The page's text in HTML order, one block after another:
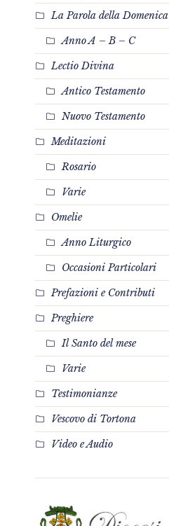
La Parola della Domenica
Anno A – B – C
Lectio Divina
Antico Testamento
Nuovo Testamento
Meditazioni
Rosario
Varie
Omelie
Anno Liturgico
Occasioni Particolari
Prefazioni e Contributi
Preghiere
Il Santo del mese
Varie
Testimonianze
Vescovo di Tortona
Video e Audio